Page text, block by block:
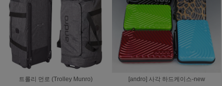
트롤리 먼로 (Trolley Munro)
[andro] 사각 하드케이스-new